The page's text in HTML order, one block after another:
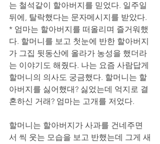
는 철석같이 할아버지를 믿었다. 일주일
뒤에, 탈락했다는 문자메시지를 받았다.
* 엄마는 할아버지를 떠올리며 즐거워했
다. 할머니를 보고 첫눈에 반한 할아버지
가 그집 뒷동산에 올라가 농성을 했더라
는 이야기도 해줬다. 나는 요즘 사람답게
할머니의 의사도 궁금했다. 할머니는 할
아버지를 싫어했대? 싫었는데 억지로 결
혼하신 거래? 엄마는 고개를 저었다.
할머니는 할아버지가 사과를 건네주면
서 씩 웃는 모습을 보고 반했는데 그게 새